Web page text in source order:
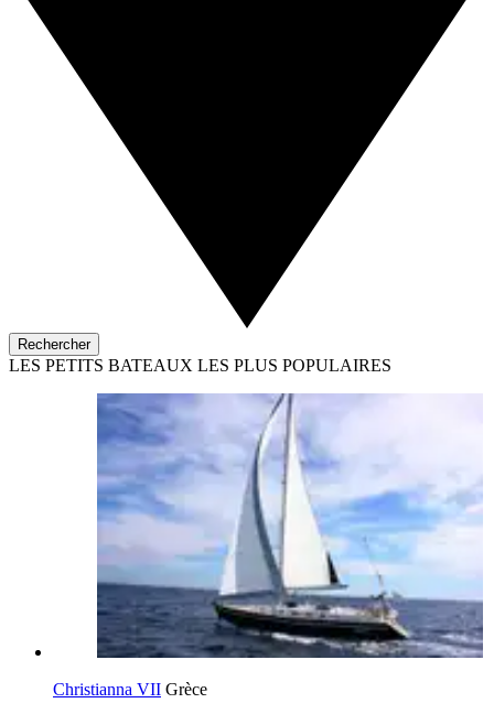
Rechercher
LES PETITS BATEAUX LES PLUS POPULAIRES
Christianna VII Grèce